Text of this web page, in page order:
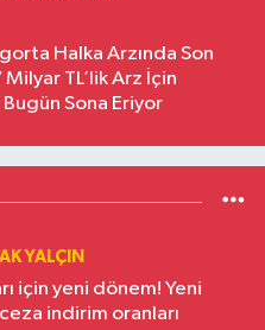
Halka Arzında Son
Milyar TL’lik Arz İçin
Sona Eriyor
YALÇIN
için yeni dönem! Yeni
indirim oranları